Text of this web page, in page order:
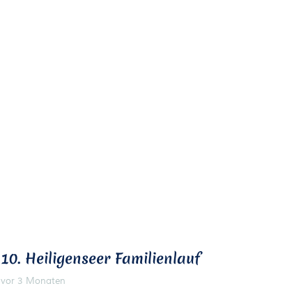
10. Heiligenseer Familienlauf
vor 3 Monaten